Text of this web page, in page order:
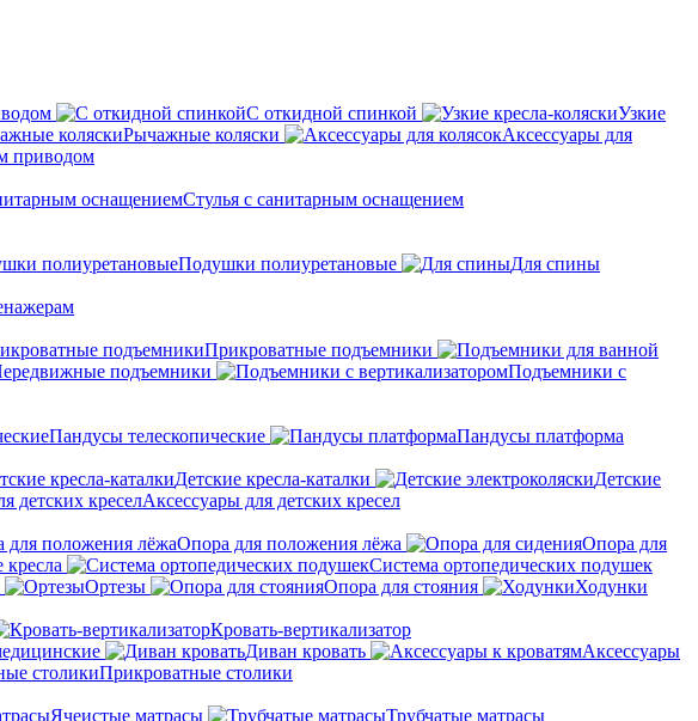
С откидной спинкой
Узкие
Рычажные коляски
Аксессуары для
приводом
Стулья с санитарным оснащением
Подушки полиуретановые
Для спины
Прикроватные подъемники
подъемники
Подъемники с
Пандусы телескопические
Пандусы платформа
Детские кресла-каталки
Детские
Аксессуары для детских кресел
Опора для положения лёжа
Опора для
Система ортопедических подушек
Ортезы Опора для стояния
Ходунки
Кровать-вертикализатор
Диван кровать
Аксессуары
Прикроватные столики
Ячеистые матрасы
Трубчатые матрасы